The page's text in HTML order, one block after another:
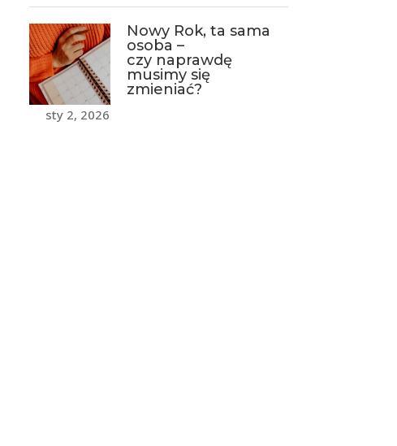
Nowy Rok, ta sama
osoba –
czy naprawdę
musimy się
zmieniać?
sty 2, 2026